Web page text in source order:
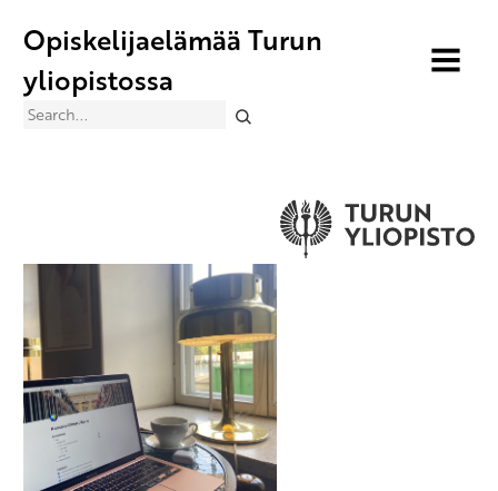
Opiskelijaelämää Turun
yliopistossa
MENU
Search